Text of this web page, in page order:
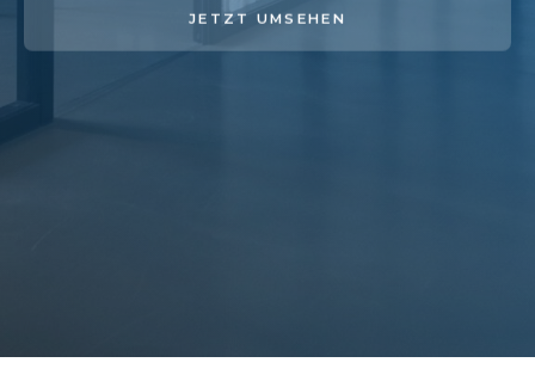
JETZT UMSEHEN